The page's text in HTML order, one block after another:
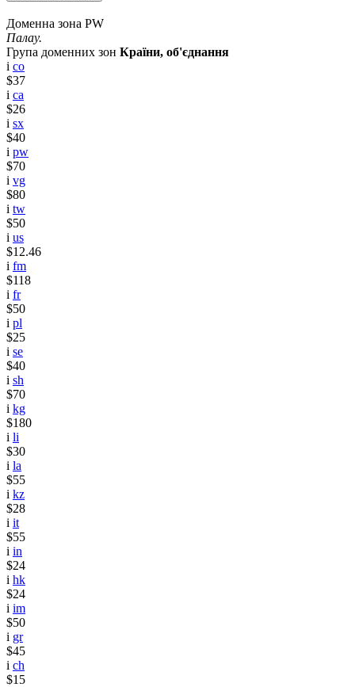
Доменна зона PW
Палау.
Група доменних зон Країни, об'єднання
i co
$37
i ca
$26
i sx
$40
i pw
$70
i vg
$80
i tw
$50
i us
$12.46
i fm
$118
i fr
$50
i pl
$25
i se
$40
i sh
$70
i kg
$180
i li
$30
i la
$55
i kz
$28
i it
$55
i in
$24
i hk
$24
i im
$50
i gr
$45
i ch
$15